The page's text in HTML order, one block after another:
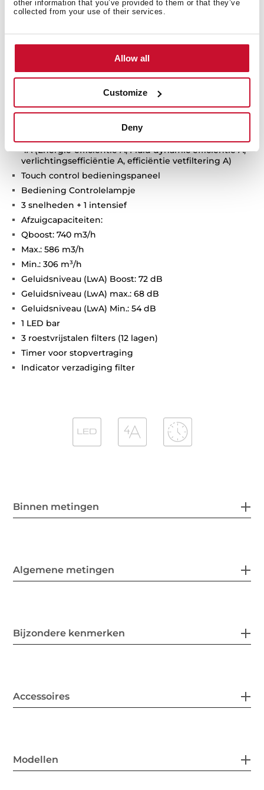
other information that you’ve provided to them or that they’ve
collected from your use of their services.
Allow all
Customize
Deny
Technische details
Ultraslanke decoratieve kap
4A (Energie-efficiëntie A, Fluid dynamic efficiëntie A,
verlichtingsefficiëntie A, efficiëntie vetfiltering A)
Touch control bedieningspaneel
Bediening Controlelampje
3 snelheden + 1 intensief
Afzuigcapaciteiten:
Qboost: 740 m3/h
Max.: 586 m3/h
Min.: 306 m³/h
Geluidsniveau (LwA) Boost: 72 dB
Geluidsniveau (LwA) max.: 68 dB
Geluidsniveau (LwA) Min.: 54 dB
1 LED bar
3 roestvrijstalen filters (12 lagen)
Timer voor stopvertraging
Indicator verzadiging filter
Binnen metingen
Algemene metingen
Bijzondere kenmerken
Accessoires
Modellen